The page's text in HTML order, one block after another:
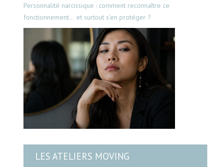
Personnalité narcissique : comment reconnaître ce
fonctionnement… et surtout s’en protéger ?
LES ATELIERS MOVING